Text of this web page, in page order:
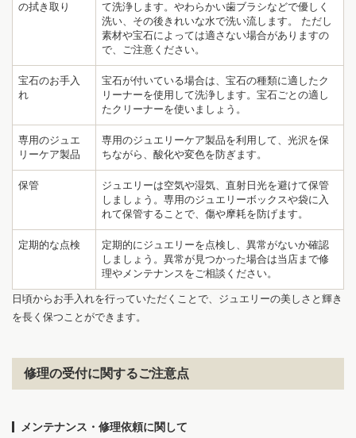
の拭き取り
て洗浄します。やわらかい歯ブラシなどで優しく
洗い、その後きれいな水で洗い流します。 ただし
素材や宝石によっては適さない場合がありますの
で、ご注意ください。
宝石のお手入
れ
宝石が付いている場合は、宝石の種類に適したク
リーナーを使用して洗浄します。宝石ごとの適し
たクリーナーを使いましょう。
専用のジュエ
リーケア製品
専用のジュエリーケア製品を利用して、光沢を保
ちながら、酸化や変色を防ぎます。
保管
ジュエリーは空気や湿気、直射日光を避けて保管
しましょう。専用のジュエリーボックスや袋に入
れて保管することで、傷や摩耗を防げます。
定期的な点検
定期的にジュエリーを点検し、異常がないか確認
しましょう。異常が見つかった場合は当店まで修
理やメンテナンスをご相談ください。
日頃からお手入れを行っていただくことで、ジュエリーの美しさと輝き
を長く保つことができます。
修理の受付に関するご注意点
メンテナンス・修理依頼に関して
1 9